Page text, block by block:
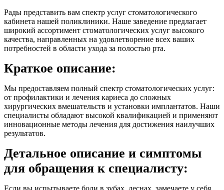
Рады представить вам спектр услуг стоматологического
кабинета нашей поликлиники. Наше заведение предлагает
широкий ассортимент стоматологических услуг высокого
качества, направленных на удовлетворение всех ваших
потребностей в области ухода за полостью рта.
Краткое описание:
Мы предоставляем полный спектр стоматологических услуг:
от профилактики и лечения кариеса до сложных
хирургических вмешательств и установки имплантатов. Наши
специалисты обладают высокой квалификацией и применяют
инновационные методы лечения для достижения наилучших
результатов.
Детальное описание и симптомы
для обращения к специалисту:
Если вы испытываете боли в зубах, деснах, замечаете у себя